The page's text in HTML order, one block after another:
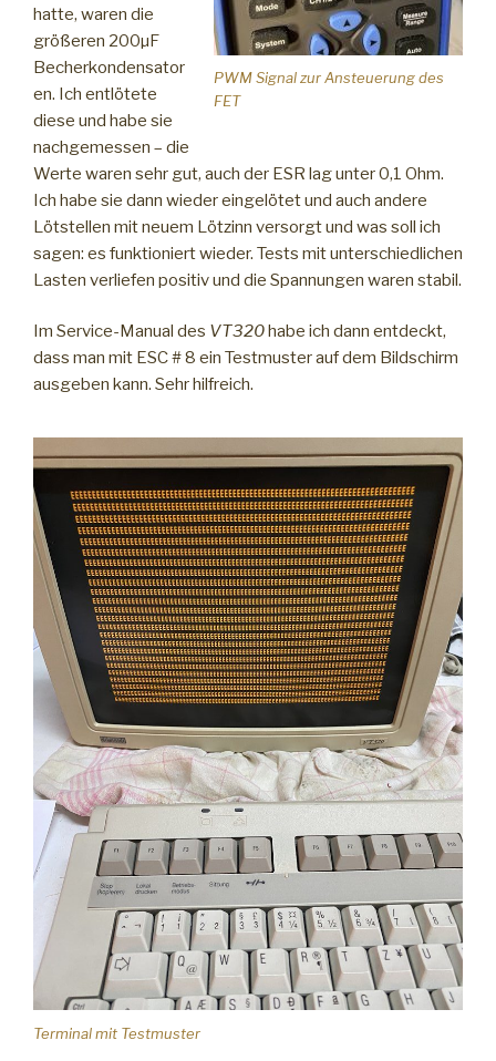
PWM Signal zur Ansteuerung des
FET
hatte, waren die
größeren 200µF
Becherkondensator
en. Ich entlötete
diese und habe sie
nachgemessen – die
Werte waren sehr gut, auch der ESR lag unter 0,1 Ohm.
Ich habe sie dann wieder eingelötet und auch andere
Lötstellen mit neuem Lötzinn versorgt und was soll ich
sagen: es funktioniert wieder. Tests mit unterschiedlichen
Lasten verliefen positiv und die Spannungen waren stabil.
Im Service-Manual des VT320habe ich dann entdeckt,
dass man mit ESC # 8 ein Testmuster auf dem Bildschirm
ausgeben kann. Sehr hilfreich.
Terminal mit Testmuster